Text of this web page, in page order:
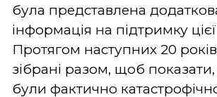
була представлена
інформація на підтримку цієї
Протягом наступних 20
зібрані разом, щоб
були фактично